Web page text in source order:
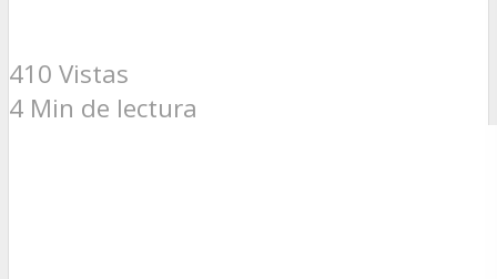
410 Vistas
4 Min de lectura